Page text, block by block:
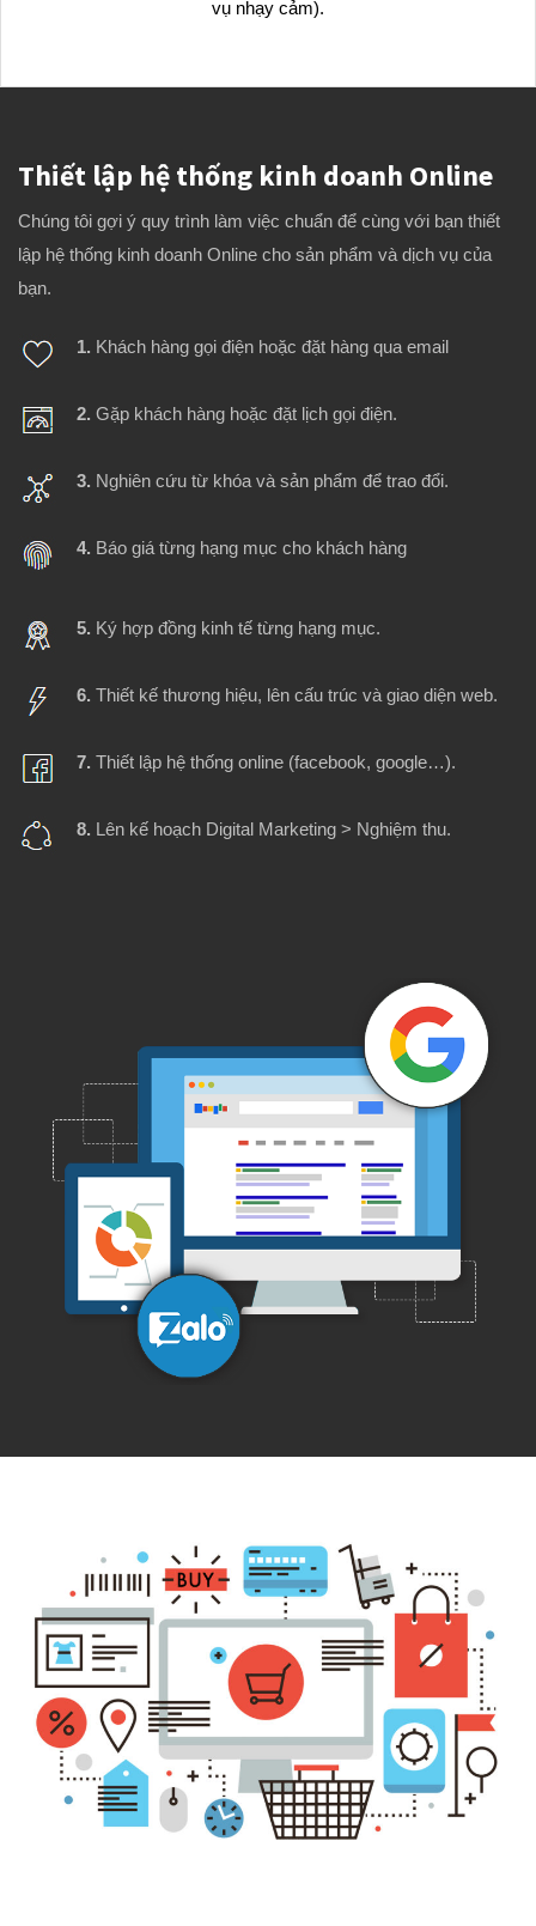
vụ nhạy cảm).
Thiết lập hệ thống kinh doanh Online
Chúng tôi gợi ý quy trình làm việc chuẩn để cùng với bạn thiết
lập hệ thống kinh doanh Online cho sản phẩm và dịch vụ của
bạn.
1. Khách hàng gọi điện hoặc đặt hàng qua email
2. Gặp khách hàng hoặc đặt lịch gọi điện.
3. Nghiên cứu từ khóa và sản phẩm để trao đổi.
4. Báo giá từng hạng mục cho khách hàng
5. Ký hợp đồng kinh tế từng hạng mục.
6. Thiết kế thương hiệu, lên cấu trúc và giao diện web.
7. Thiết lập hệ thống online (facebook, google…).
8. Lên kế hoạch Digital Marketing > Nghiệm thu.